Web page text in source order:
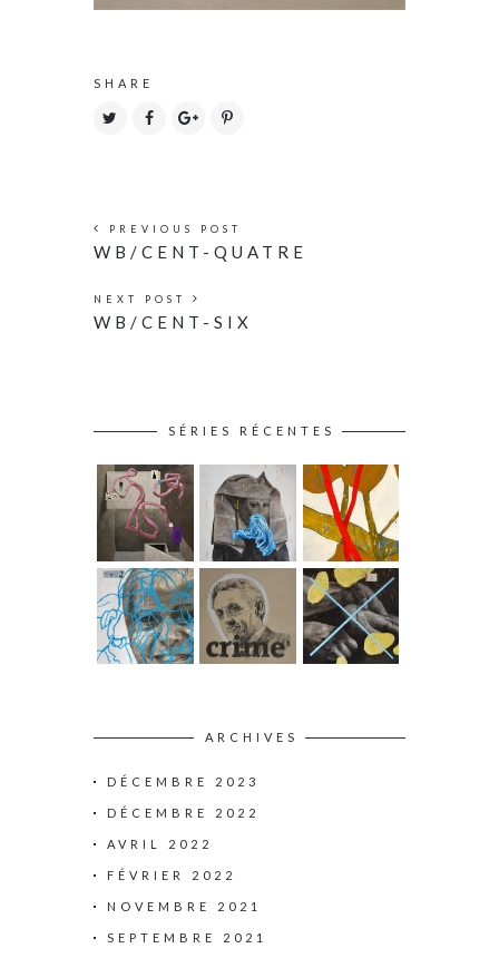
SHARE
PREVIOUS POST
WB/CENT-QUATRE
NEXT POST
WB/CENT-SIX
SÉRIES RÉCENTES
ARCHIVES
DÉCEMBRE 2023
DÉCEMBRE 2022
AVRIL 2022
FÉVRIER 2022
NOVEMBRE 2021
SEPTEMBRE 2021